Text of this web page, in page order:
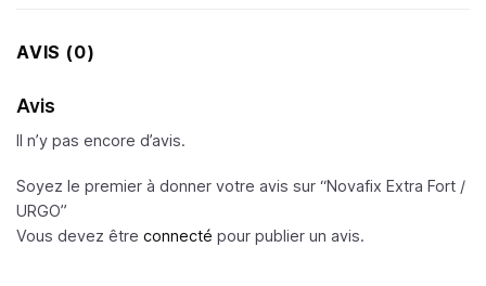
AVIS (0)
Avis
Il n’y pas encore d’avis.
Soyez le premier à donner votre avis sur “Novafix Extra Fort /
URGO”
Vous devez être connecté pour publier un avis.